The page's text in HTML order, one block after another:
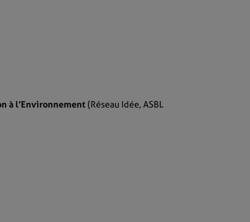
à l’Environnement (Réseau Idée, ASBL